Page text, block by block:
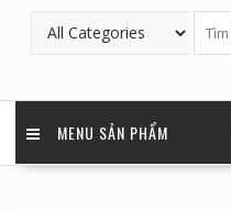
MENU SẢN PHẨM